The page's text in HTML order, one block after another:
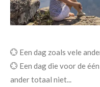
💮 Een dag zoals vele
💮 Een dag die voor de
ander totaal niet...